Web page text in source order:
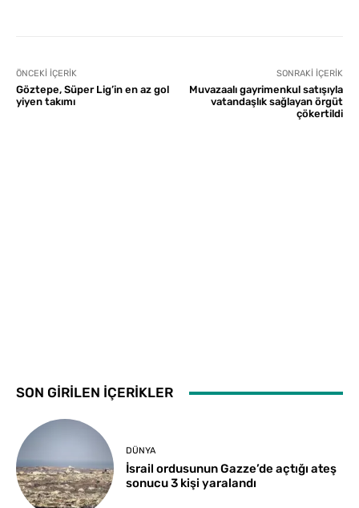
ÖNCEKI İÇERIK
Göztepe, Süper Lig’in en az gol
yiyen takımı
SONRAKI İÇERIK
Muvazaalı gayrimenkul satışıyla
vatandaşlık sağlayan örgüt
çökertildi
SON GİRİLEN İÇERİKLER
DÜNYA
İsrail ordusunun Gazze’de açtığı ateş
sonucu 3 kişi yaralandı